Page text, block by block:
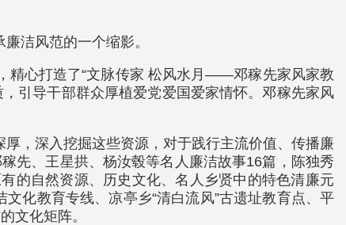
洁风范的一个缩影。
精心打造了“文脉传家 松风水月——邓稼先家风家教
引导干部群众厚植爱党爱国爱家情怀。邓稼先家风
，深入挖掘这些资源，对于践行主流价值、传播廉
先、王星拱、杨汝毂等名人廉洁故事16篇，陈独秀
的自然资源、历史文化、名人乡贤中的特色清廉元
化教育专线、凉亭乡“清白流风”古遗址教育点、平
文化矩阵。